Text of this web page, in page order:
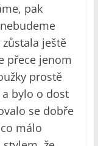
pak
ještě
přece jenom
prostě
bylo o dost
se dobře
málo